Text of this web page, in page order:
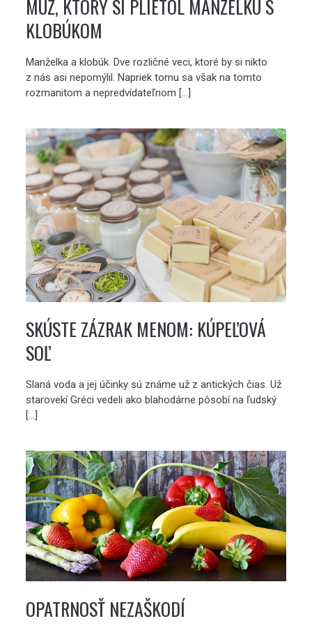
MUŽ, KTORÝ SI PLIETOL MANŽELKU S
KLOBÚKOM
Manželka a klobúk. Dve rozličné veci, ktoré by si nikto
z nás asi nepomýlil. Napriek tomu sa však na tomto
rozmanitom a nepredvídateľnom […]
SKÚSTE ZÁZRAK MENOM: KÚPEĽOVÁ
SOĽ
Slaná voda a jej účinky sú známe už z antických čias. Už
starovekí Gréci vedeli ako blahodárne pôsobí na ľudský
[…]
OPATRNOSŤ NEZAŠKODÍ